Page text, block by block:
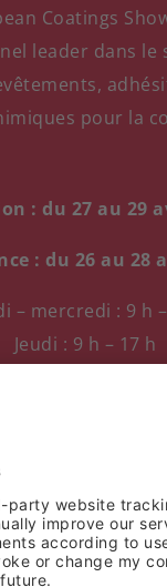
Coatings
leader dans le
pour la
: du 27 au 29
: du 26 au 28
– mercredi : 9 h
Jeudi : 9 h – 17 h
Nuremberg,